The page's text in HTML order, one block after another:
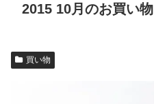
2015 10月のお買い物
買い物